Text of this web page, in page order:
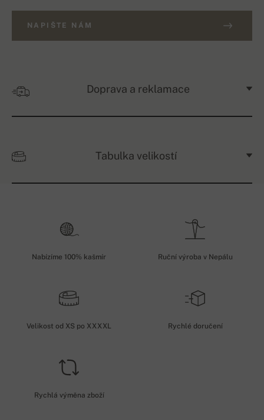
NAPIŠTE NÁM
Doprava a reklamace
Tabulka velikostí
Nabízíme 100% kašmír Ruční výroba v Nepálu
Velikost od XS po XXXXL Rychlé doručení
Rychlá výměna zboží